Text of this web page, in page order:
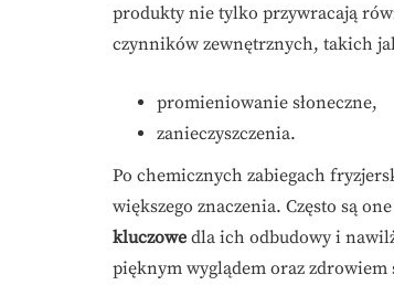
produkty nie tylko przywracają
czynników zewnętrznych, takich
promieniowanie słoneczne,
zanieczyszczenia.
Po chemicznych zabiegach
większego znaczenia. Często są
kluczowe dla ich odbudowy i
pięknym wyglądem oraz zdrowiem